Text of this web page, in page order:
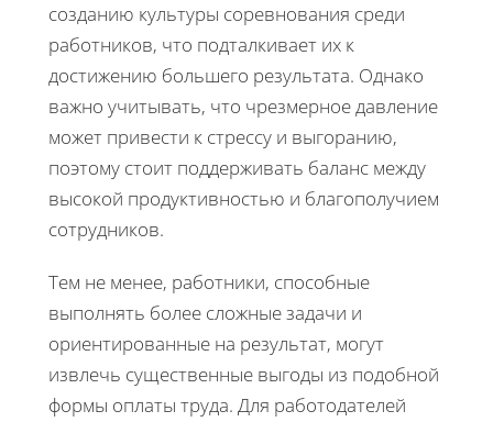
созданию культуры соревнования среди
работников, что подталкивает их к
достижению большего результата. Однако
важно учитывать, что чрезмерное давление
может привести к стрессу и выгоранию,
поэтому стоит поддерживать баланс между
высокой продуктивностью и благополучием
сотрудников.
Тем не менее, работники, способные
выполнять более сложные задачи и
ориентированные на результат, могут
извлечь существенные выгоды из подобной
формы оплаты труда. Для работодателей